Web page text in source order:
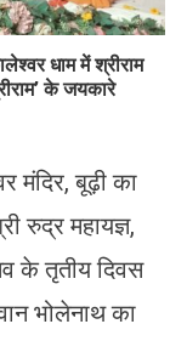
धाम में श्रीराम
के जयकारे
मंदिर, बूढ़ी का
रुद्र महायज्ञ,
के तृतीय दिवस
भोलेनाथ का